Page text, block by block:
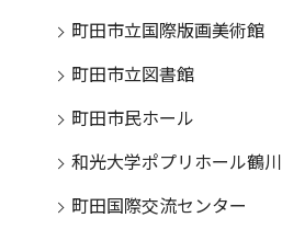
町田市立国際版画美術館
町田市立図書館
町田市民ホール
和光大学ポプリホール鶴川
町田国際交流センター